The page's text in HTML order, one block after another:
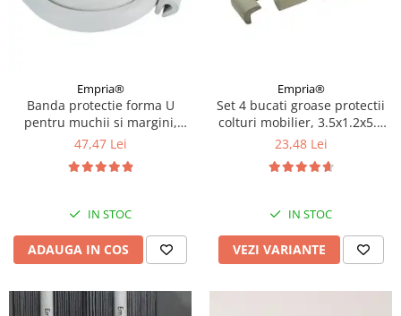
Empria®
Banda protectie forma U
pentru muchii si margini,
3.5x0.7x200 cm, Gri
47,47 Lei
IN STOC
ADAUGA IN COS
Empria®
Set 4 bucati groase protectii
colturi mobilier, 3.5x1.2x5.5
cm, Diverse culori
23,48 Lei
IN STOC
VEZI VARIANTE